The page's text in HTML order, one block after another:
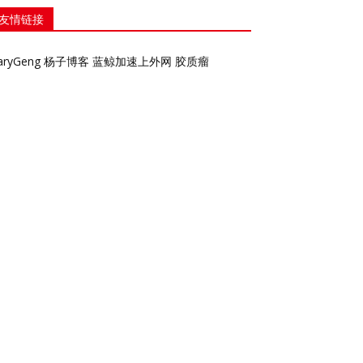
情链接
杨子博客 蓝鲸加速上外网 胶质瘤